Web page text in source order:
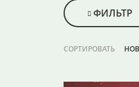
ФИЛЬТР
СОРТИРОВАТЬ